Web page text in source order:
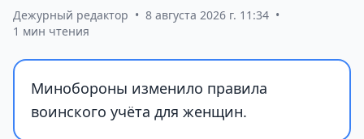
Дежурный редактор • 8 августа 2026 г. 11:34 •
1 мин чтения
Минобороны изменило правила
воинского учёта для женщин.